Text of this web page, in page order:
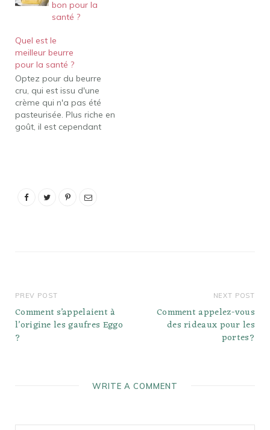
bon pour la
santé ?
Quel est le
meilleur beurre
pour la santé ?
Optez pour du beurre
cru, qui est issu d'une
crème qui n'a pas été
pasteurisée. Plus riche en
goût, il est cependant
contient pas (ou peu) de
PREV POST
Comment s’appelaient à
l’origine les gaufres Eggo
?
NEXT POST
Comment appelez-vous
des rideaux pour les
portes?
WRITE A COMMENT